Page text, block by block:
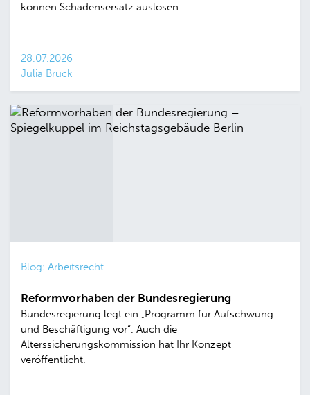
können Schadensersatz auslösen
28.07.2026
Julia Bruck
Blog: Arbeitsrecht
Reformvorhaben der Bundesregierung
Bundesregierung legt ein „Programm für Aufschwung
und Beschäftigung vor“. Auch die
Alterssicherungskommission hat Ihr Konzept
veröffentlicht.